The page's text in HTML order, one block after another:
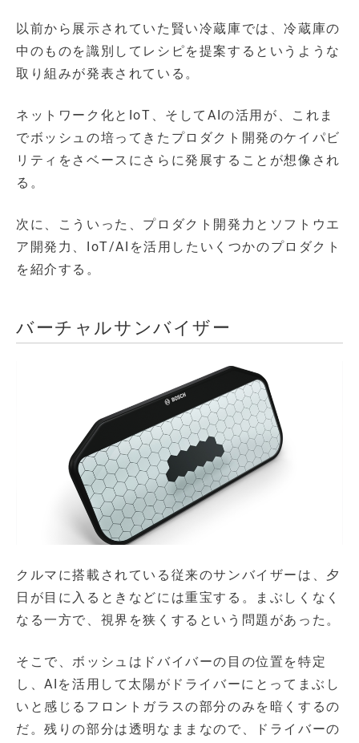
以前から展示されていた賢い冷蔵庫では、冷蔵庫の
中のものを識別してレシピを提案するというような
取り組みが発表されている。
ネットワーク化とIoT、そしてAIの活用が、これま
でボッシュの培ってきたプロダクト開発のケイパビ
リティをさベースにさらに発展することが想像され
る。
次に、こういった、プロダクト開発力とソフトウエ
ア開発力、IoT/AIを活用したいくつかのプロダクト
を紹介する。
バーチャルサンバイザー
クルマに搭載されている従来のサンバイザーは、夕
日が目に入るときなどには重宝する。まぶしくなく
なる一方で、視界を狭くするという問題があった。
そこで、ボッシュはドバイバーの目の位置を特定
し、AIを活用して太陽がドライバーにとってまぶし
いと感じるフロントガラスの部分のみを暗くするの
だ。残りの部分は透明なままなので、ドライバーの